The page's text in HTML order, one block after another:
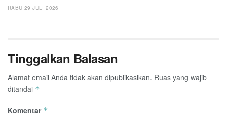
RABU 29 JULI 2026
Tinggalkan Balasan
Alamat email Anda tidak akan dipublikasikan. Ruas yang wajib
ditandai *
Komentar *